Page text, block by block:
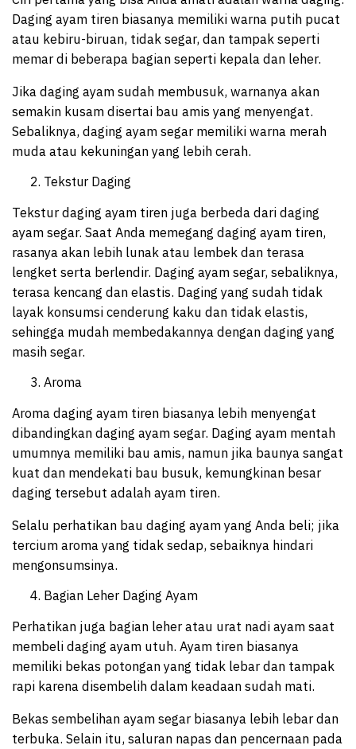
Daging ayam tiren biasanya memiliki warna putih pucat
atau kebiru-biruan, tidak segar, dan tampak seperti
memar di beberapa bagian seperti kepala dan leher.
Jika daging ayam sudah membusuk, warnanya akan
semakin kusam disertai bau amis yang menyengat.
Sebaliknya, daging ayam segar memiliki warna merah
muda atau kekuningan yang lebih cerah.
Tekstur Daging
Tekstur daging ayam tiren juga berbeda dari daging
ayam segar. Saat Anda memegang daging ayam tiren,
rasanya akan lebih lunak atau lembek dan terasa
lengket serta berlendir. Daging ayam segar, sebaliknya,
terasa kencang dan elastis. Daging yang sudah tidak
layak konsumsi cenderung kaku dan tidak elastis,
sehingga mudah membedakannya dengan daging yang
masih segar.
Aroma
Aroma daging ayam tiren biasanya lebih menyengat
dibandingkan daging ayam segar. Daging ayam mentah
umumnya memiliki bau amis, namun jika baunya sangat
kuat dan mendekati bau busuk, kemungkinan besar
daging tersebut adalah ayam tiren.
Selalu perhatikan bau daging ayam yang Anda beli; jika
tercium aroma yang tidak sedap, sebaiknya hindari
mengonsumsinya.
Bagian Leher Daging Ayam
Perhatikan juga bagian leher atau urat nadi ayam saat
membeli daging ayam utuh. Ayam tiren biasanya
memiliki bekas potongan yang tidak lebar dan tampak
rapi karena disembelih dalam keadaan sudah mati.
Bekas sembelihan ayam segar biasanya lebih lebar dan
terbuka. Selain itu, saluran napas dan pencernaan pada